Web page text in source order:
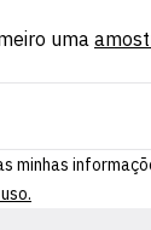
uma
minhas